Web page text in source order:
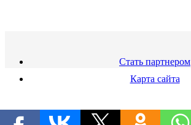
Стать партнером
Карта сайта
8 800 444 21 00